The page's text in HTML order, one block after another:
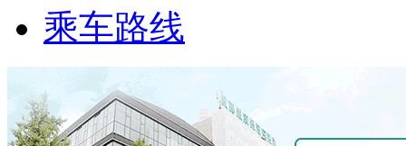
乘车路线